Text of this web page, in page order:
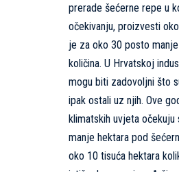
prerade šećerne repe u
očekivanju, proizvesti
je za oko 30 posto
količina. U Hrvatskoj
mogu biti zadovoljni što
ipak ostali uz njih. Ove
klimatskih uvjeta
manje hektara pod
oko 10 tisuća hektara